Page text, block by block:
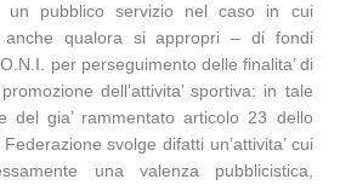
un pubblico servizio nel caso in cui
qualora si appropri – di fondi
per perseguimento delle finalita’ di
dell’attivita’ sportiva: in tale
del gia’ rammentato articolo 23 dello
svolge difatti un’attivita’ cui
una valenza pubblicistica,